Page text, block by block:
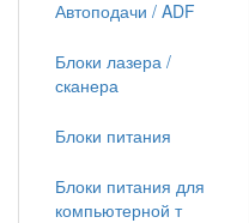
Автоподачи / ADF
Блоки лазера /
сканера
Блоки питания
Блоки питания для
компьютерной т